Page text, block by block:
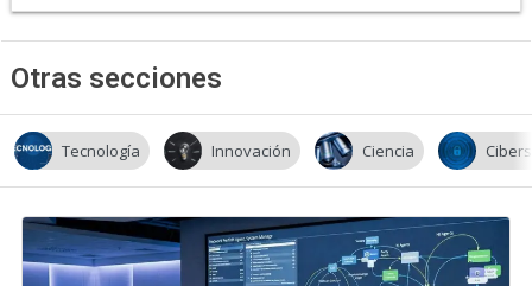
Otras secciones
Tecnología Innovación Ciencia